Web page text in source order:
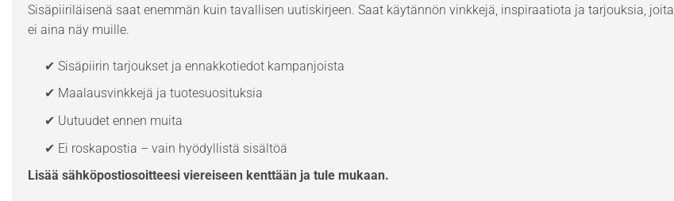
Sisäpiiriläisenä saat enemmän kuin tavallisen uutiskirjeen. Saat käytännön vinkkejä, inspiraatiota ja tarjouksia, joita
ei aina näy muille.
✔ Sisäpiirin tarjoukset ja ennakkotiedot kampanjoista
✔ Maalausvinkkejä ja tuotesuosituksia
✔ Uutuudet ennen muita
✔ Ei roskapostia – vain hyödyllistä sisältöä
Lisää sähköpostiosoitteesi viereiseen kenttään ja tule mukaan.